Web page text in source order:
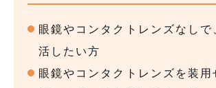
眼鏡やコンタクトレンズなしで
活したい方
眼鏡やコンタクトレンズを装用